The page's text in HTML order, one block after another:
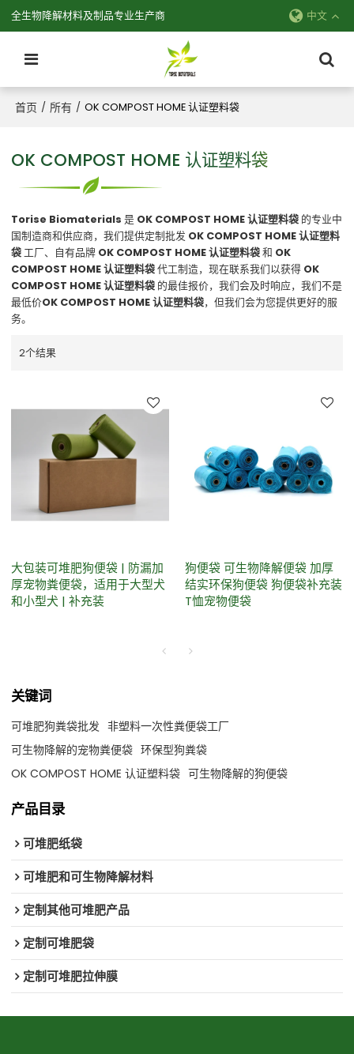
全生物降解材料及制品专业生产商 中文
首页 / 所有 / OK COMPOST HOME 认证塑料袋
OK COMPOST HOME 认证塑料袋
Torise Biomaterials 是 OK COMPOST HOME 认证塑料袋 的专业中
国制造商和供应商，我们提供定制批发 OK COMPOST HOME 认证塑料
袋工厂、自有品牌 OK COMPOST HOME 认证塑料袋和 OK
COMPOST HOME 认证塑料袋代工制造，现在联系我们以获得 OK
COMPOST HOME 认证塑料袋 的最佳报价，我们会及时响应，我们不是
最低价OK COMPOST HOME 认证塑料袋，但我们会为您提供更好的服
务。
2个结果
大包装可堆肥狗便袋 | 防漏加
厚宠物粪便袋，适用于大型犬
和小型犬 | 补充装
狗便袋 可生物降解便袋 加厚
结实环保狗便袋 狗便袋补充装
T恤宠物便袋
关键词
可堆肥狗粪袋批发 非塑料一次性粪便袋工厂
可生物降解的宠物粪便袋 环保型狗粪袋
OK COMPOST HOME 认证塑料袋 可生物降解的狗便袋
产品目录
可堆肥纸袋
可堆肥和可生物降解材料
定制其他可堆肥产品
定制可堆肥袋
定制可堆肥拉伸膜